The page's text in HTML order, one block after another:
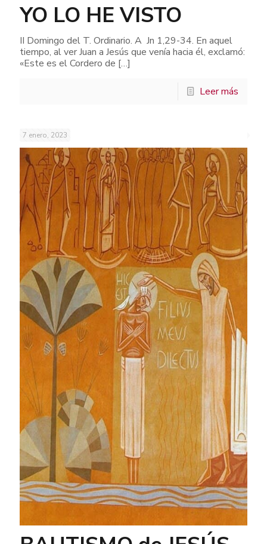
YO LO HE VISTO
II Domingo del T. Ordinario. A Jn 1,29-34. En aquel
tiempo, al ver Juan a Jesús que venía hacia él, exclamó:
«Este es el Cordero de […]
Leer más
7 enero, 2023